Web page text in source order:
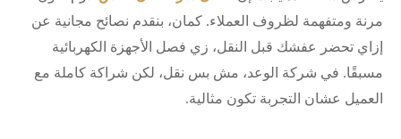
مرنة ومتفهمة لظروف العملاء. كمان، بنقدم نصائح مجانية عن
إزاي تحضر عفشك قبل النقل، زي فصل الأجهزة الكهربائية
مسبقًا. في شركة الوعد، مش بس نقل، لكن شراكة كاملة مع
العميل عشان التجربة تكون مثالية.